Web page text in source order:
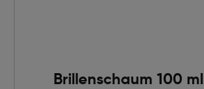
Brillenschaum 100 ml